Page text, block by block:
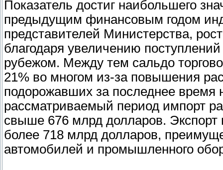
Показатель достиг наибольшего
предыдущим финансовым годом
представителей Министерства,
благодаря увеличению
рубежом. Между тем сальдо
21% во многом из-за повышения
подорожавших за последнее время
рассматриваемый период импорт
свыше 676 млрд долларов. Экспорт
более 718 млрд долларов,
автомобилей и промышленного